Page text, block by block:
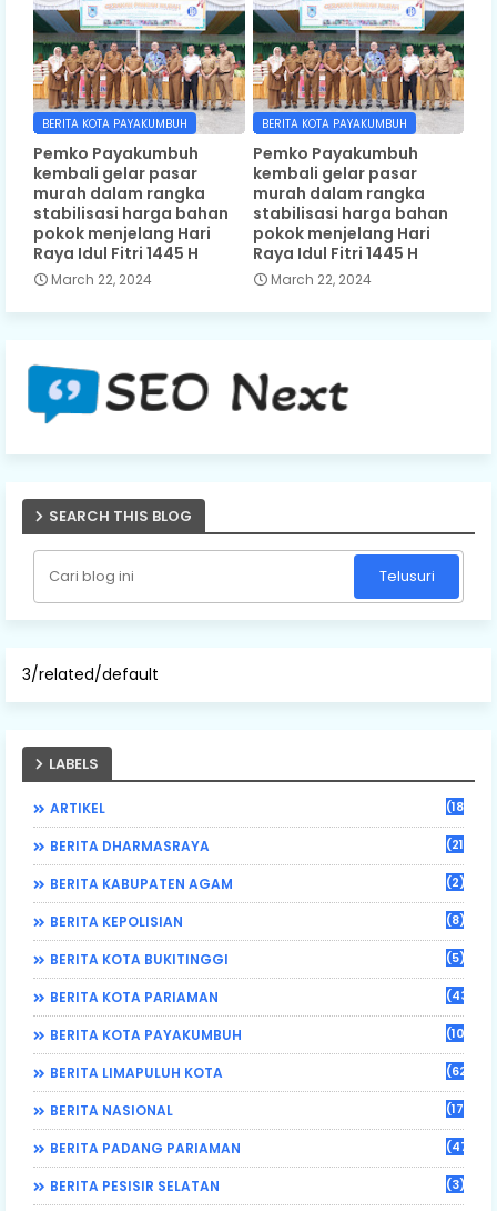
BERITA KOTA PAYAKUMBUH
Pemko Payakumbuh
kembali gelar pasar
murah dalam rangka
stabilisasi harga bahan
pokok menjelang Hari
Raya Idul Fitri 1445 H
March 22, 2024
BERITA KOTA PAYAKUMBUH
Pemko Payakumbuh
kembali gelar pasar
murah dalam rangka
stabilisasi harga bahan
pokok menjelang Hari
Raya Idul Fitri 1445 H
March 22, 2024
SEARCH THIS BLOG
3/related/default
LABELS
ARTIKEL (184)
BERITA DHARMASRAYA (21)
BERITA KABUPATEN AGAM (2)
BERITA KEPOLISIAN (8)
BERITA KOTA BUKITINGGI (5)
BERITA KOTA PARIAMAN (43)
BERITA KOTA PAYAKUMBUH (108)
BERITA LIMAPULUH KOTA (62)
BERITA NASIONAL (17)
BERITA PADANG PARIAMAN (470)
BERITA PESISIR SELATAN (3)